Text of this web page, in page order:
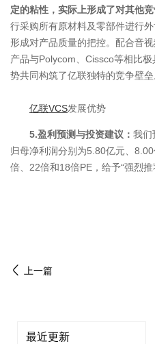
定的粘性，实际上形成了对其他竞
行采购所有原材料及零部件进行
形成对产品质量的把控。配合音
产品与Polycom、Cissco等相比
势共同构筑了亿联独特的竞争壁垒
亿联VCS发展优势
5.盈利预测与投资建议： 我们
归母净利润分别为5.80亿元、
倍、22倍和18倍PE，给予“强烈推
上一篇
最近更新